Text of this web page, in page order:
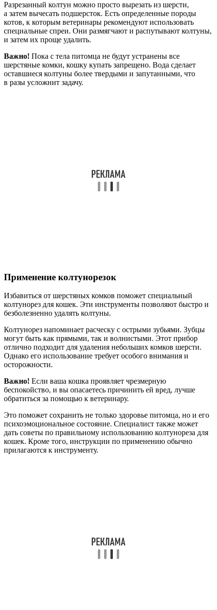
Разрезанный колтун можно просто вырезать из шерсти,
а затем вычесать подшерсток. Есть определенные породы
котов, к которым ветеринары рекомендуют использовать
специальные спреи. Они размягчают и распутывают колтуны,
и затем их проще удалить.
Важно! Пока с тела питомца не будут устранены все
шерстяные комки, кошку купать запрещено. Вода сделает
оставшиеся колтуны более твердыми и запутанными, что
в разы усложнит задачу.
Применение колтунорезок
Избавиться от шерстяных комков поможет специальный
колтунорез для кошек. Эти инструменты позволяют быстро и
безболезненно удалять колтуны.
Колтунорез напоминает расческу с острыми зубьями. Зубцы
могут быть как прямыми, так и волнистыми. Этот прибор
отлично подходит для удаления небольших комков шерсти.
Однако его использование требует особого внимания и
осторожности.
Важно! Если ваша кошка проявляет чрезмерную
беспокойство, и вы опасаетесь причинить ей вред, лучше
обратиться за помощью к ветеринару.
Это поможет сохранить не только здоровье питомца, но и его
психоэмоциональное состояние. Специалист также может
дать советы по правильному использованию колтунореза для
кошек. Кроме того, инструкции по применению обычно
прилагаются к инструменту.